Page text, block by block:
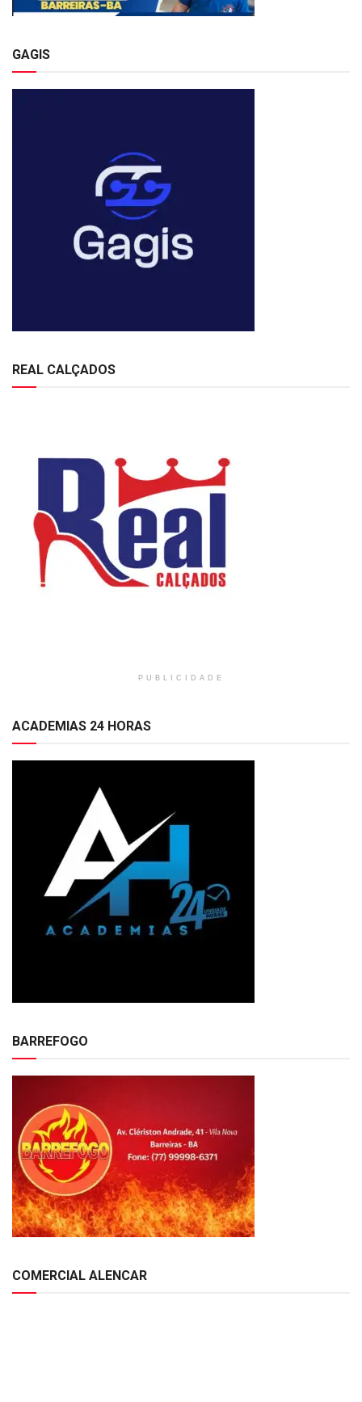
GAGIS
REAL CALÇADOS
PUBLICIDADE
ACADEMIAS 24 HORAS
BARREFOGO
COMERCIAL ALENCAR